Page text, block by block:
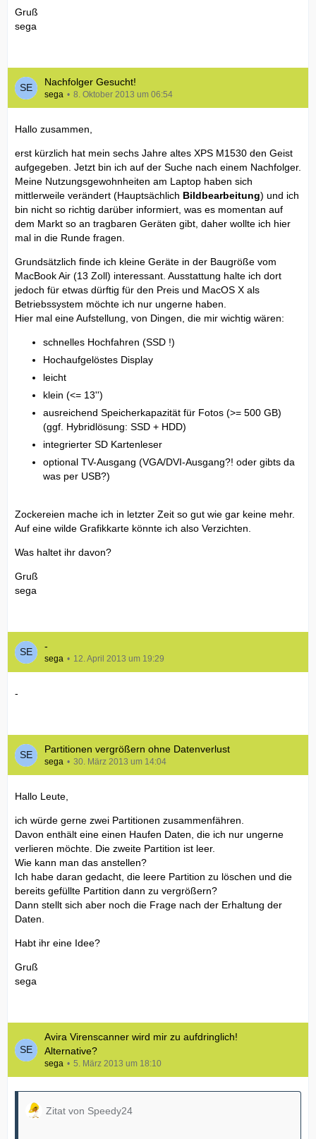
Gruß
sega
Nachfolger Gesucht!
sega 8. Oktober 2013 um 06:54
Hallo zusammen,
erst kürzlich hat mein sechs Jahre altes XPS M1530 den Geist
aufgegeben. Jetzt bin ich auf der Suche nach einem Nachfolger.
Meine Nutzungsgewohnheiten am Laptop haben sich
mittlerweile verändert (Hauptsächlich Bildbearbeitung) und ich
bin nicht so richtig darüber informiert, was es momentan auf
dem Markt so an tragbaren Geräten gibt, daher wollte ich hier
mal in die Runde fragen.
Grundsätzlich finde ich kleine Geräte in der Baugröße vom
MacBook Air (13 Zoll) interessant. Ausstattung halte ich dort
jedoch für etwas dürftig für den Preis und MacOS X als
Betriebssystem möchte ich nur ungerne haben.
Hier mal eine Aufstellung, von Dingen, die mir wichtig wären:
schnelles Hochfahren (SSD !)
Hochaufgelöstes Display
leicht
klein (<= 13'')
ausreichend Speicherkapazität für Fotos (>= 500 GB)
(ggf. Hybridlösung: SSD + HDD)
integrierter SD Kartenleser
optional TV-Ausgang (VGA/DVI-Ausgang?! oder gibts da
was per USB?)
Zockereien mache ich in letzter Zeit so gut wie gar keine mehr.
Auf eine wilde Grafikkarte könnte ich also Verzichten.
Was haltet ihr davon?
Gruß
sega
-
sega 12. April 2013 um 19:29
-
Partitionen vergrößern ohne Datenverlust
sega 30. März 2013 um 14:04
Hallo Leute,
ich würde gerne zwei Partitionen zusammenfähren.
Davon enthält eine einen Haufen Daten, die ich nur ungerne
verlieren möchte. Die zweite Partition ist leer.
Wie kann man das anstellen?
Ich habe daran gedacht, die leere Partition zu löschen und die
bereits gefüllte Partition dann zu vergrößern?
Dann stellt sich aber noch die Frage nach der Erhaltung der
Daten.
Habt ihr eine Idee?
Gruß
sega
Avira Virenscanner wird mir zu aufdringlich!
Alternative?
sega 5. März 2013 um 18:10
Zitat von Speedy24